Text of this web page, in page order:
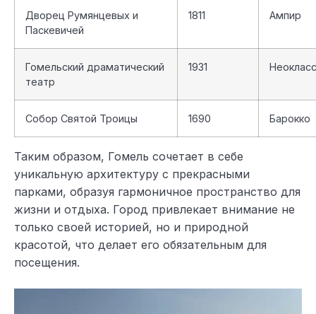
Дворец Румянцевых и
Паскевичей
1811 Ампир
Гомельский драматический
театр
1931
Собор Святой Троицы 1690 Барокко
Таким образом, Гомель сочетает в себе
уникальную архитектуру с прекрасными
парками, образуя гармоничное пространство для
жизни и отдыха. Город привлекает внимание не
только своей историей, но и природной
красотой, что делает его обязательным для
посещения.